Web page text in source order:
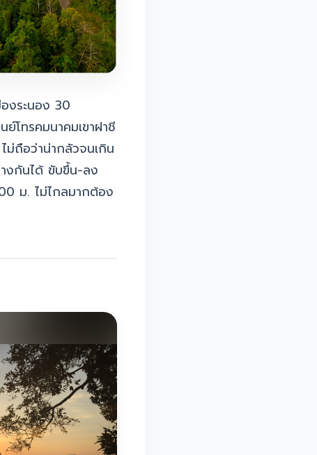
งระนอง 30
โทรคมนาคมเขาฝาชี
ม่ถือว่าน่ากลัวจนเกิน
งกันได้ ขับขึ้น-ลง
ม. ไม่ไกลมากต้อง